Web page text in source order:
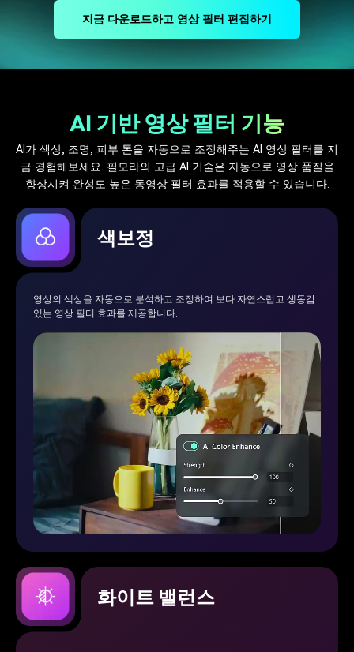
지금 다운로드하고 영상 필터 편집하기
AI 기반 영상 필터 기능
AI가 색상, 조명, 피부 톤을 자동으로 조정해주는 AI 영상 필터를 지
금 경험해보세요. 필모라의 고급 AI 기술은 자동으로 영상 품질을
향상시켜 완성도 높은 동영상 필터 효과를 적용할 수 있습니다.
색보정
영상의 색상을 자동으로 분석하고 조정하여 보다 자연스럽고 생동감
있는 영상 필터 효과를 제공합니다.
화이트 밸런스